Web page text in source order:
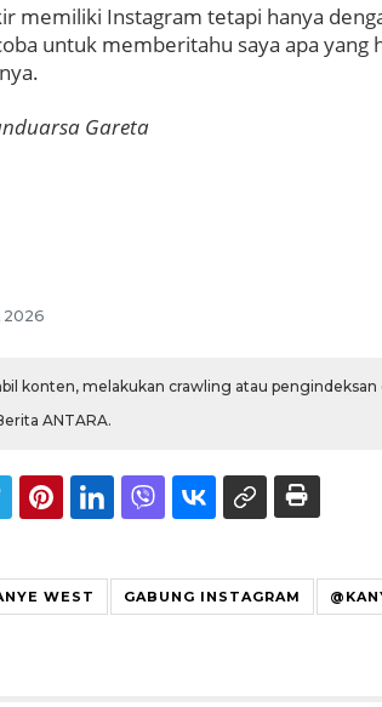
memiliki Instagram tetapi hanya
untuk memberitahu saya apa yang
Gareta
2026
konten, melakukan crawling atau
ANTARA.
WEST GABUNG INSTAGRAM